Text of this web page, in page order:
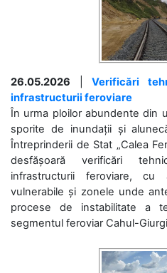
26.05.2026 |Verificări
infrastructurii feroviare
În urma ploilor abundente din
sporite de inundații și
Întreprinderii de Stat „Calea
desfășoară verificări
infrastructurii feroviare, cu
vulnerabile și zonele unde
procese de instabilitate a
segmentul feroviar Cahul-